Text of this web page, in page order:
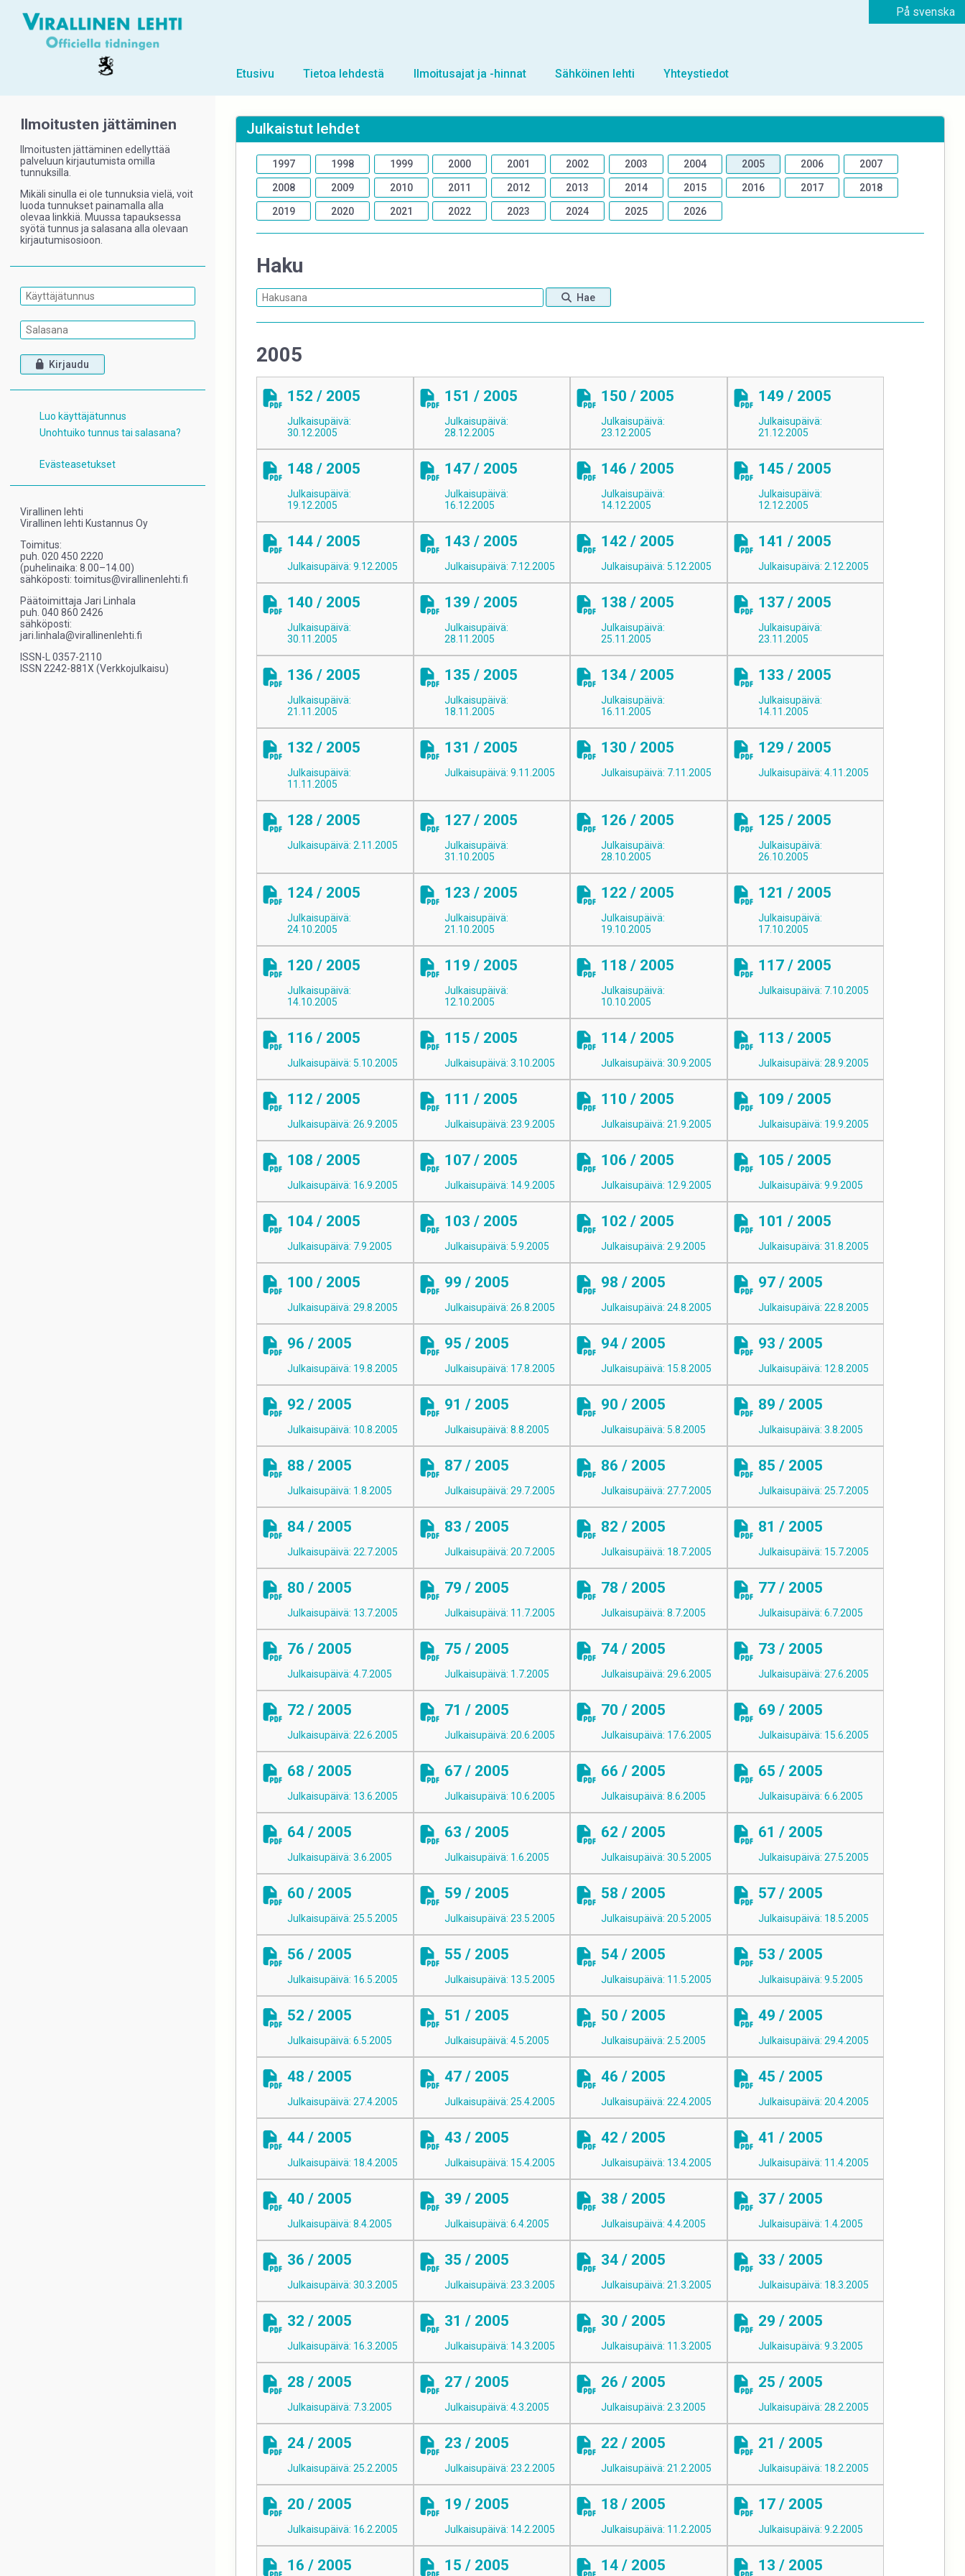
På svenska
Etusivu Tietoa lehdestä Ilmoitusajat ja -hinnat Sähköinen lehti Yhteystiedot
Ilmoitusten jättäminen
Ilmoitusten jättäminen edellyttää
palveluun kirjautumista omilla
tunnuksilla.
Mikäli sinulla ei ole tunnuksia vielä, voit
luoda tunnukset painamalla alla
olevaa linkkiä. Muussa tapauksessa
syötä tunnus ja salasana alla olevaan
kirjautumisosioon.
Kirjaudu
Luo käyttäjätunnus
Unohtuiko tunnus tai salasana?
Evästeasetukset
Virallinen lehti
Virallinen lehti Kustannus Oy
Toimitus:
puh. 020 450 2220
(puhelinaika: 8.00–14.00)
sähköposti: toimitus@virallinenlehti.fi
Päätoimittaja Jari Linhala
puh. 040 860 2426
sähköposti:
jari.linhala@virallinenlehti.fi
ISSN-L 0357-2110
ISSN 2242-881X (Verkkojulkaisu)
Julkaistut lehdet
1997 1998 1999 2000 2001 2002 2003 2004 2005 2006 2007
2008 2009 2010 2011 2012 2013 2014 2015 2016 2017 2018
2019 2020 2021 2022 2023 2024 2025 2026
Haku
Hae
2005
152 / 2005
Julkaisupäivä:
30.12.2005
151 / 2005
Julkaisupäivä:
28.12.2005
150 / 2005
Julkaisupäivä:
23.12.2005
149 / 2005
Julkaisupäivä:
21.12.2005
148 / 2005
Julkaisupäivä:
19.12.2005
147 / 2005
Julkaisupäivä:
16.12.2005
146 / 2005
Julkaisupäivä:
14.12.2005
145 / 2005
Julkaisupäivä:
12.12.2005
144 / 2005
Julkaisupäivä: 9.12.2005
143 / 2005
Julkaisupäivä: 7.12.2005
142 / 2005
Julkaisupäivä: 5.12.2005
141 / 2005
Julkaisupäivä: 2.12.2005
140 / 2005
Julkaisupäivä:
30.11.2005
139 / 2005
Julkaisupäivä:
28.11.2005
138 / 2005
Julkaisupäivä:
25.11.2005
137 / 2005
Julkaisupäivä:
23.11.2005
136 / 2005
Julkaisupäivä:
21.11.2005
135 / 2005
Julkaisupäivä:
18.11.2005
134 / 2005
Julkaisupäivä:
16.11.2005
133 / 2005
Julkaisupäivä:
14.11.2005
132 / 2005
Julkaisupäivä:
11.11.2005
131 / 2005
Julkaisupäivä: 9.11.2005
130 / 2005
Julkaisupäivä: 7.11.2005
129 / 2005
Julkaisupäivä: 4.11.2005
128 / 2005
Julkaisupäivä: 2.11.2005
127 / 2005
Julkaisupäivä:
31.10.2005
126 / 2005
Julkaisupäivä:
28.10.2005
125 / 2005
Julkaisupäivä:
26.10.2005
124 / 2005
Julkaisupäivä:
24.10.2005
123 / 2005
Julkaisupäivä:
21.10.2005
122 / 2005
Julkaisupäivä:
19.10.2005
121 / 2005
Julkaisupäivä:
17.10.2005
120 / 2005
Julkaisupäivä:
14.10.2005
119 / 2005
Julkaisupäivä:
12.10.2005
118 / 2005
Julkaisupäivä:
10.10.2005
117 / 2005
Julkaisupäivä: 7.10.2005
116 / 2005
Julkaisupäivä: 5.10.2005
115 / 2005
Julkaisupäivä: 3.10.2005
114 / 2005
Julkaisupäivä: 30.9.2005
113 / 2005
Julkaisupäivä: 28.9.2005
112 / 2005
Julkaisupäivä: 26.9.2005
111 / 2005
Julkaisupäivä: 23.9.2005
110 / 2005
Julkaisupäivä: 21.9.2005
109 / 2005
Julkaisupäivä: 19.9.2005
108 / 2005
Julkaisupäivä: 16.9.2005
107 / 2005
Julkaisupäivä: 14.9.2005
106 / 2005
Julkaisupäivä: 12.9.2005
105 / 2005
Julkaisupäivä: 9.9.2005
104 / 2005
Julkaisupäivä: 7.9.2005
103 / 2005
Julkaisupäivä: 5.9.2005
102 / 2005
Julkaisupäivä: 2.9.2005
101 / 2005
Julkaisupäivä: 31.8.2005
100 / 2005
Julkaisupäivä: 29.8.2005
99 / 2005
Julkaisupäivä: 26.8.2005
98 / 2005
Julkaisupäivä: 24.8.2005
97 / 2005
Julkaisupäivä: 22.8.2005
96 / 2005
Julkaisupäivä: 19.8.2005
95 / 2005
Julkaisupäivä: 17.8.2005
94 / 2005
Julkaisupäivä: 15.8.2005
93 / 2005
Julkaisupäivä: 12.8.2005
92 / 2005
Julkaisupäivä: 10.8.2005
91 / 2005
Julkaisupäivä: 8.8.2005
90 / 2005
Julkaisupäivä: 5.8.2005
89 / 2005
Julkaisupäivä: 3.8.2005
88 / 2005
Julkaisupäivä: 1.8.2005
87 / 2005
Julkaisupäivä: 29.7.2005
86 / 2005
Julkaisupäivä: 27.7.2005
85 / 2005
Julkaisupäivä: 25.7.2005
84 / 2005
Julkaisupäivä: 22.7.2005
83 / 2005
Julkaisupäivä: 20.7.2005
82 / 2005
Julkaisupäivä: 18.7.2005
81 / 2005
Julkaisupäivä: 15.7.2005
80 / 2005
Julkaisupäivä: 13.7.2005
79 / 2005
Julkaisupäivä: 11.7.2005
78 / 2005
Julkaisupäivä: 8.7.2005
77 / 2005
Julkaisupäivä: 6.7.2005
76 / 2005
Julkaisupäivä: 4.7.2005
75 / 2005
Julkaisupäivä: 1.7.2005
74 / 2005
Julkaisupäivä: 29.6.2005
73 / 2005
Julkaisupäivä: 27.6.2005
72 / 2005
Julkaisupäivä: 22.6.2005
71 / 2005
Julkaisupäivä: 20.6.2005
70 / 2005
Julkaisupäivä: 17.6.2005
69 / 2005
Julkaisupäivä: 15.6.2005
68 / 2005
Julkaisupäivä: 13.6.2005
67 / 2005
Julkaisupäivä: 10.6.2005
66 / 2005
Julkaisupäivä: 8.6.2005
65 / 2005
Julkaisupäivä: 6.6.2005
64 / 2005
Julkaisupäivä: 3.6.2005
63 / 2005
Julkaisupäivä: 1.6.2005
62 / 2005
Julkaisupäivä: 30.5.2005
61 / 2005
Julkaisupäivä: 27.5.2005
60 / 2005
Julkaisupäivä: 25.5.2005
59 / 2005
Julkaisupäivä: 23.5.2005
58 / 2005
Julkaisupäivä: 20.5.2005
57 / 2005
Julkaisupäivä: 18.5.2005
56 / 2005
Julkaisupäivä: 16.5.2005
55 / 2005
Julkaisupäivä: 13.5.2005
54 / 2005
Julkaisupäivä: 11.5.2005
53 / 2005
Julkaisupäivä: 9.5.2005
52 / 2005
Julkaisupäivä: 6.5.2005
51 / 2005
Julkaisupäivä: 4.5.2005
50 / 2005
Julkaisupäivä: 2.5.2005
49 / 2005
Julkaisupäivä: 29.4.2005
48 / 2005
Julkaisupäivä: 27.4.2005
47 / 2005
Julkaisupäivä: 25.4.2005
46 / 2005
Julkaisupäivä: 22.4.2005
45 / 2005
Julkaisupäivä: 20.4.2005
44 / 2005
Julkaisupäivä: 18.4.2005
43 / 2005
Julkaisupäivä: 15.4.2005
42 / 2005
Julkaisupäivä: 13.4.2005
41 / 2005
Julkaisupäivä: 11.4.2005
40 / 2005
Julkaisupäivä: 8.4.2005
39 / 2005
Julkaisupäivä: 6.4.2005
38 / 2005
Julkaisupäivä: 4.4.2005
37 / 2005
Julkaisupäivä: 1.4.2005
36 / 2005
Julkaisupäivä: 30.3.2005
35 / 2005
Julkaisupäivä: 23.3.2005
34 / 2005
Julkaisupäivä: 21.3.2005
33 / 2005
Julkaisupäivä: 18.3.2005
32 / 2005
Julkaisupäivä: 16.3.2005
31 / 2005
Julkaisupäivä: 14.3.2005
30 / 2005
Julkaisupäivä: 11.3.2005
29 / 2005
Julkaisupäivä: 9.3.2005
28 / 2005
Julkaisupäivä: 7.3.2005
27 / 2005
Julkaisupäivä: 4.3.2005
26 / 2005
Julkaisupäivä: 2.3.2005
25 / 2005
Julkaisupäivä: 28.2.2005
24 / 2005
Julkaisupäivä: 25.2.2005
23 / 2005
Julkaisupäivä: 23.2.2005
22 / 2005
Julkaisupäivä: 21.2.2005
21 / 2005
Julkaisupäivä: 18.2.2005
20 / 2005
Julkaisupäivä: 16.2.2005
19 / 2005
Julkaisupäivä: 14.2.2005
18 / 2005
Julkaisupäivä: 11.2.2005
17 / 2005
Julkaisupäivä: 9.2.2005
16 / 2005 15 / 2005 14 / 2005 13 / 2005